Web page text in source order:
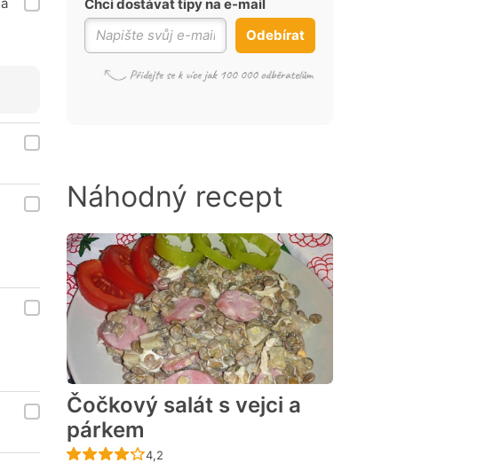
Chci dostávat tipy na e-mail
Odebírat
Náhodný recept
Čočkový salát s vejci a
párkem
Recept ještě nebyl hodnocen
4,2